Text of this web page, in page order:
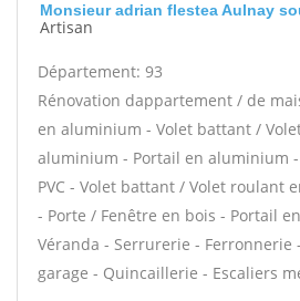
Monsieur adrian flestea Aulnay
Artisan
Département: 93
Rénovation dappartement / de
en aluminium - Volet battant /
aluminium - Portail en aluminium
PVC - Volet battant / Volet roulant
- Porte / Fenêtre en bois - Portail
Véranda - Serrurerie - Ferronnerie
garage - Quincaillerie - Escaliers